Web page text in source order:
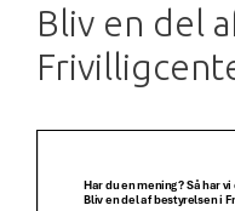
Bliv en del